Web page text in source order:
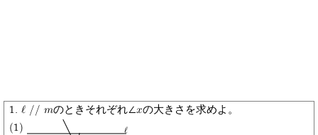
1. l // mのときそれぞれ∠xの大きさを求めよ。
(1)
l